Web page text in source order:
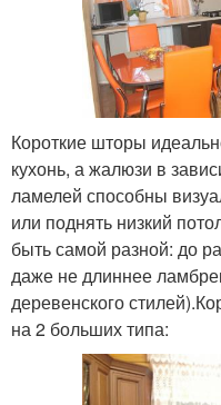
Короткие шторы
кухонь, а жалюзи в
ламелей способны
или поднять низкий
быть самой разной: до
даже не длиннее
деревенского
на 2 больших типа: